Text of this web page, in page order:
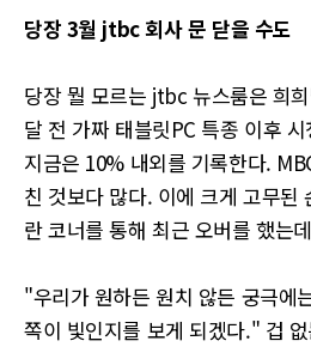
당장 3월 jtbc 회사 문 닫을 수도
당장 뭘 모르는 jtbc 뉴스룸은 희
달 전 가짜 태블릿PC 특종 이후
지금은 10% 내외를 기록한다.
친 것보다 많다. 이에 크게 고무된
란 코너를 통해 최근 오버를 했는
"우리가 원하든 원치 않든 궁극에
쪽이 빛인지를 보게 되겠다." 겁